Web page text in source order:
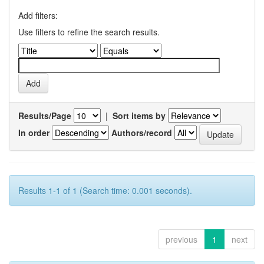
Add filters:
Use filters to refine the search results.
Results/Page | Sort items by
In order
Authors/record
Results 1-1 of 1 (Search time: 0.001 seconds).
previous 1 next